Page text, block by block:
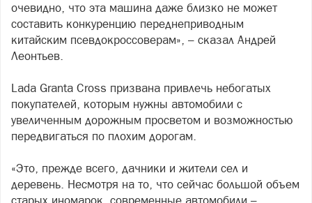
очевидно, что эта машина даже близко не может
составить конкуренцию переднеприводным
китайским псевдокроссоверам», – сказал Андрей
Леонтьев.
Lada Granta Cross призвана привлечь небогатых
покупателей, которым нужны автомобили с
увеличенным дорожным просветом и возможностью
передвигаться по плохим дорогам.
«Это, прежде всего, дачники и жители сел и
деревень. Несмотря на то, что сейчас большой объем